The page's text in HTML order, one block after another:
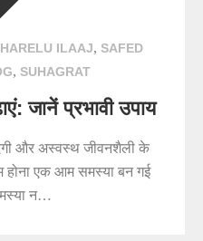
ILAAJ, SAFED
, SUHAGRAT
जानें प्रभावी उपाय
और अस्वस्थ जीवनशैली के
होना एक आम समस्या बन गई
न…